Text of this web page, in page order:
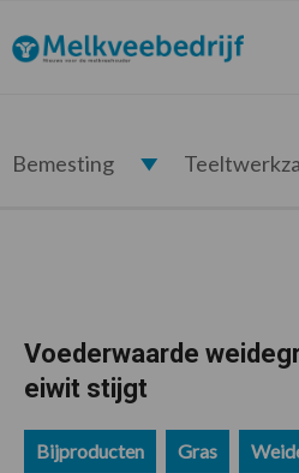
de
hoofdnavigatie
de
hoofd
de
eerste
de
voettekst
Melkveebedrijf.nl
Bemesting
Voederwaarde
eiwit stijgt
Bijproducten Gras